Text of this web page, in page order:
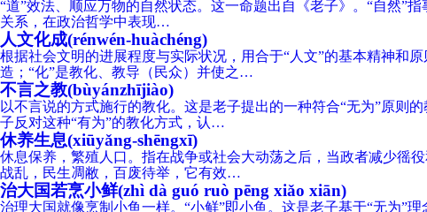
“道”效法、顺应万物的自然状态。这一命题出自《老子》。“自然”
关系，在政治哲学中表现…
人文化成(rénwén-huàchéng)
根据社会文明的进展程度与实际状况，用合于“人文”的基本精神和
造；“化”是教化、教导（民众）并使之…
不言之教(bùyánzhījiào)
以不言说的方式施行的教化。这是老子提出的一种符合“无为”原则
子反对这种“有为”的教化方式，认…
休养生息(xiūyǎng-shēngxī)
休息保养，繁殖人口。指在战争或社会大动荡之后，当政者减少徭
战乱，民生凋敝，百废待举，它有效…
治大国若烹小鲜(zhì dà guó ruò pēng xiǎo xiān)
治理大国就像烹制小鱼一样。“小鲜”即小鱼。这是老子基于“无为”